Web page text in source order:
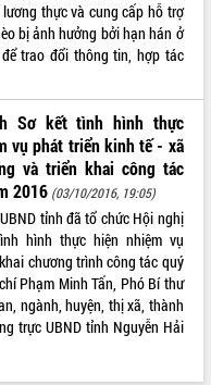
thực và cung cấp hỗ trợ
bị ảnh hưởng bởi hạn hán ở
trao đổi thông tin, hợp tác
Sơ kết tình hình thực
vụ phát triển kinh tế - xã
và triển khai công tác
2016 (03/10/2016, 19:05)
tỉnh đã tổ chức Hội nghị
hình thực hiện nhiệm vụ
chương trình công tác quý
Phạm Minh Tấn, Phó Bí thư
ngành, huyện, thị xã, thành
trực UBND tỉnh Nguyễn Hải